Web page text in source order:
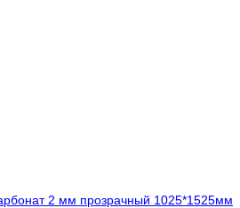
2 мм прозрачный 1025*1525мм